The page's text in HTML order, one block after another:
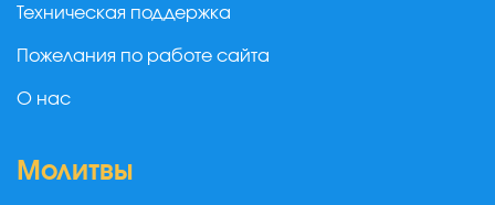
Техническая поддержка
Пожелания по работе сайта
О нас
Молитвы